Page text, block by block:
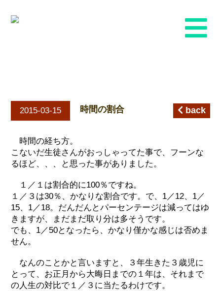
2015-03-15 時間の割合 back
時間の経ち方。
こないだ生徒さんがおっしゃってた事で、フーンな
るほど、、、と思った事がありました。
１／１は割合的に100％ですね。
１／３は30％、かなりな割合です。で、1／12、1／
15、1／18。だんだんとパーセンテージは減ってはゆ
きますが、まだまだ取り分は多そうです。
でも、1／50となったら、かなり僅かな感じは否めま
せん。
なんのことかと言いますと、３年生きた３歳児に
とって、お正月から大晦日までの１年は、それまで
の人生の対比で１／３に当たるわけです。